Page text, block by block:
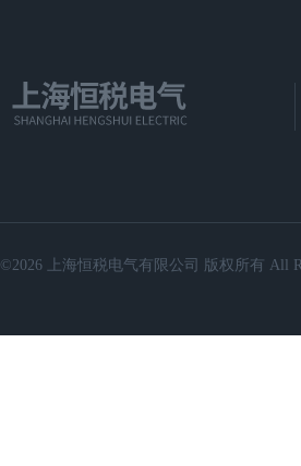
©2026 上海恒税电气有限公司 版权所有 All